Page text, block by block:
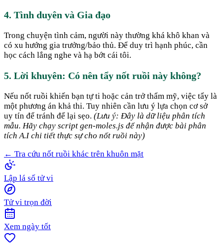
4. Tình duyên và Gia đạo
Trong chuyện tình cảm, người này thường khá khô khan và
có xu hướng gia trưởng/bảo thủ. Để duy trì hạnh phúc, cần
học cách lắng nghe và hạ bớt cái tôi.
5. Lời khuyên: Có nên tẩy nốt ruồi này không?
Nếu nốt ruồi khiến bạn tự ti hoặc cản trở thẩm mỹ, việc tẩy là
một phương án khả thi. Tuy nhiên cần lưu ý lựa chọn cơ sở
uy tín để tránh để lại sẹo. (Lưu ý: Đây là dữ liệu phân tích
mẫu. Hãy chạy script gen-moles.js để nhận được bài phân
tích A.I chi tiết thực sự cho nốt ruồi này)
← Tra cứu nốt ruồi khác trên khuôn mặt
Lập lá số tử vi
Tử vi trọn đời
Xem ngày tốt